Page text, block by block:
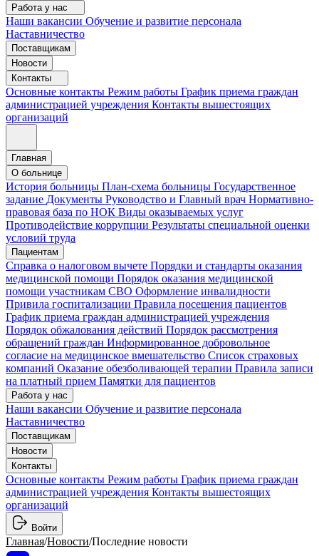
Работа у нас
Наши вакансии Обучение и развитие персонала
Наставничество
Поставщикам
Новости
Контакты
Основные контакты Режим работы График приема граждан
администрацией учреждения Контакты вышестоящих
организаций
Главная
О больнице
История больницы План-схема больницы Государственное
задание Документы Руководство и Главный врач Нормативно-
правовая база по НОК Виды оказываемых услуг
Противодействие коррупции Результаты специальной оценки
условий труда
Пациентам
Справка о налоговом вычете Порядки и стандарты оказания
медицинской помощи Порядок оказания медицинской
помощи участникам СВО Оформление инвалидности
Привила госпитализации Правила посещения пациентов
График приема граждан администрацией учреждения
Порядок обжалования действий Порядок рассмотрения
обращений граждан Информированное добровольное
согласие на медицинское вмешательство Список страховых
компаний Оказание обезболивающей терапии Правила записи
на платный прием Памятки для пациентов
Работа у нас
Наши вакансии Обучение и развитие персонала
Наставничество
Поставщикам
Новости
Контакты
Основные контакты Режим работы График приема граждан
администрацией учреждения Контакты вышестоящих
организаций
Войти
Главная/Новости/Последние новости